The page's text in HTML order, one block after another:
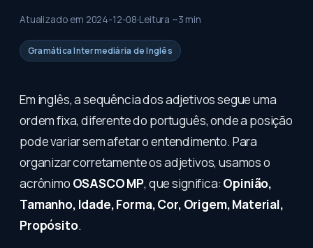
Atualizado em 2024-12-08 Leitura ~3 min
Gramática Intermediária de Inglês
Em inglês, a sequência dos adjetivos segue uma
ordem fixa, diferente do português, onde a posição
pode variar sem afetar o entendimento. Para
organizar corretamente os adjetivos, usamos o
acrônimo OSASCO MP, que significa: Opinião,
Tamanho, Idade, Forma, Cor, Origem, Material,
Propósito.